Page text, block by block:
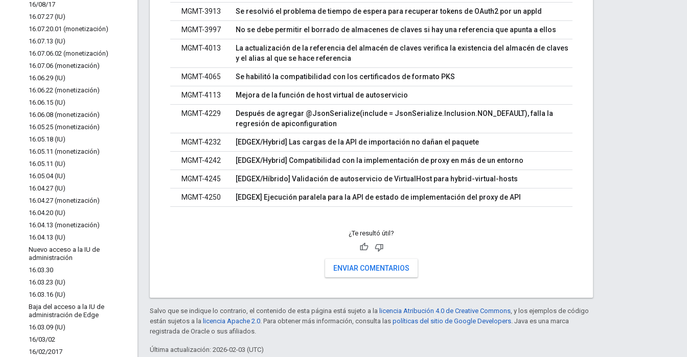
16/08/17
16.07.27 (IU)
16.07.20.01 (monetización)
16.07.13 (IU)
16.07.06.02 (monetización)
16.07.06 (monetización)
16.06.29 (IU)
16.06.22 (monetización)
16.06.15 (IU)
16.06.08 (monetización)
16.05.25 (monetización)
16.05.18 (IU)
16.05.11 (monetización)
16.05.11 (IU)
16.05.04 (IU)
16.04.27 (IU)
16.04.27 (monetización)
16.04.20 (IU)
16.04.13 (monetización)
16.04.13 (IU)
Nuevo acceso a la IU de
administración
16.03.30
16.03.23 (IU)
16.03.16 (IU)
Baja del acceso a la IU de
administración de Edge
16.03.09 (IU)
16/03/02
16/02/2017
MGMT-3913 Se resolvió el problema de tiempo de espera para recuperar tokens de OAuth2 por un appId
MGMT-3997 No se debe permitir el borrado de almacenes de claves si hay una referencia que apunta a ellos
MGMT-4013
La actualización de la referencia del almacén de claves verifica la existencia del almacén de claves
y el alias al que se hace referencia
MGMT-4065 Se habilitó la compatibilidad con los certificados de formato PKS
MGMT-4113 Mejora de la función de host virtual de autoservicio
MGMT-4229
Después de agregar @JsonSerialize(include = JsonSerialize.Inclusion.NON_DEFAULT), falla la
regresión de apiconfiguration
MGMT-4232 [EDGEX/Hybrid] Las cargas de la API de importación no dañan el paquete
MGMT-4242 [EDGEX/Hybrid] Compatibilidad con la implementación de proxy en más de un entorno
MGMT-4245 [EDGEX/Híbrido] Validación de autoservicio de VirtualHost para hybrid-virtual-hosts
MGMT-4250 [EDGEX] Ejecución paralela para la API de estado de implementación del proxy de API
¿Te resultó útil?
ENVIAR COMENTARIOS
Salvo que se indique lo contrario, el contenido de esta página está sujeto a la licencia Atribución 4.0 de Creative Commons, y los ejemplos de código
están sujetos a la licencia Apache 2.0. Para obtener más información, consulta las políticas del sitio de Google Developers. Java es una marca
registrada de Oracle o sus afiliados.
Última actualización: 2026-02-03 (UTC)